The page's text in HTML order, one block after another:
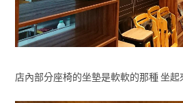
店內部分座椅的坐墊是軟軟的那種 坐起